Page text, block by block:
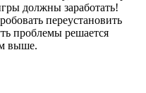
должны заработать!
переустановить
проблемы решается
выше.